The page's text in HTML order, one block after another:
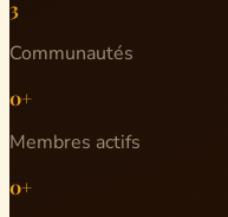
3
Communautés
0+
Membres actifs
0+